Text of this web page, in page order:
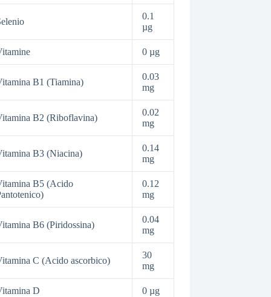
0.1
µg
0 µg
B1 (Tiamina)
0.03
mg
B2 (Riboflavina)
0.02
mg
B3 (Niacina)
0.14
mg
B5 (Acido
0.12
mg
B6 (Piridossina)
0.04
mg
C (Acido ascorbico)
30
mg
D 0 µg